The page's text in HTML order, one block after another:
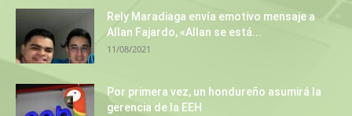
Rely Maradiaga envía emotivo mensaje a
Allan Fajardo, «Allan se está...
11/08/2021
Por primera vez, un hondureño asumirá la
gerencia de la EEH